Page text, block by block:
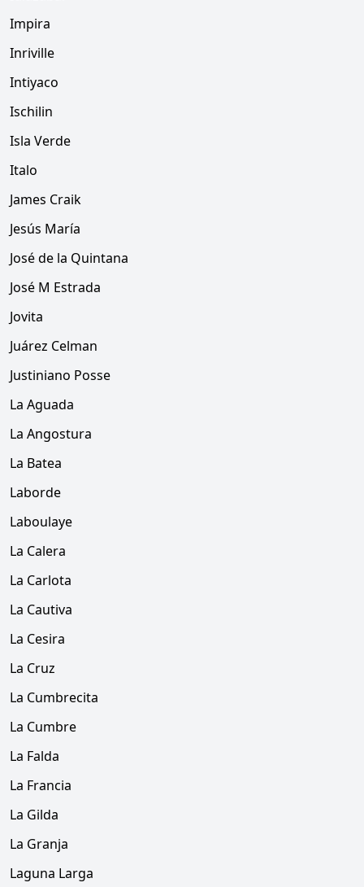
Impira
Inriville
Intiyaco
Ischilin
Isla Verde
Italo
James Craik
Jesús María
José de la Quintana
José M Estrada
Jovita
Juárez Celman
Justiniano Posse
La Aguada
La Angostura
La Batea
Laborde
Laboulaye
La Calera
La Carlota
La Cautiva
La Cesira
La Cruz
La Cumbrecita
La Cumbre
La Falda
La Francia
La Gilda
La Granja
Laguna Larga